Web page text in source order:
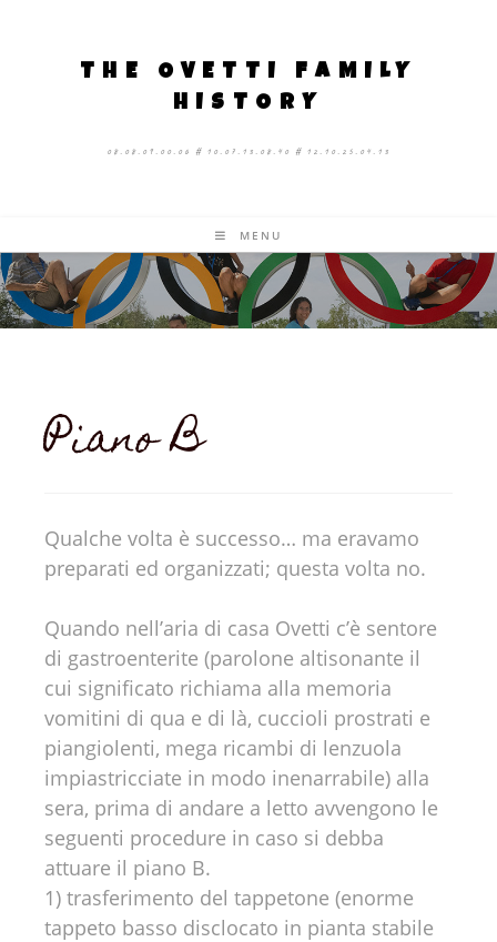
THE OVETTI FAMILY
HISTORY
08.08.09.00.06 # 10.07.13.08.40 # 12.10.25.04.13
MENU
Piano B
Qualche volta è successo… ma eravamo
preparati ed organizzati; questa volta no.
Quando nell’aria di casa Ovetti c’è sentore
di gastroenterite (parolone altisonante il
cui significato richiama alla memoria
vomitini di qua e di là, cuccioli prostrati e
piangiolenti, mega ricambi di lenzuola
impiastricciate in modo inenarrabile) alla
sera, prima di andare a letto avvengono le
seguenti procedure in caso si debba
attuare il piano B.
1) trasferimento del tappetone (enorme
tappeto basso disclocato in pianta stabile